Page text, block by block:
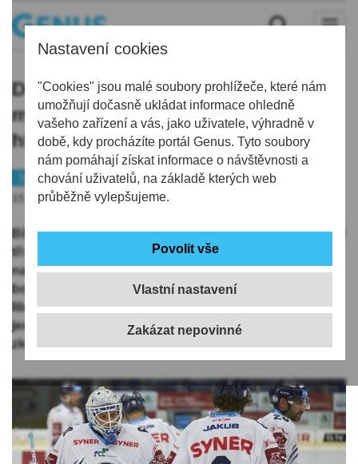
Nastavení cookies
"Cookies" jsou malé soubory prohlížeče, které nám
umožňují dočasně ukládat informace ohledně
vašeho zařízení a vás, jako uživatele, výhradně v
době, kdy procházíte portál Genus. Tyto soubory
nám pomáhají získat informace o návštěvnosti a
chování uživatelů, na základě kterých web
průběžně vylepšujeme.
Vlastní nastavení
Doma bychom měli vyhrávat,
musíme se z toho poučit, kroutí
hlavou Petr Kváča
Fotbal
Sport
15.08.2020 | 10:05
Bílí Tygři absolvovali rušný týden, ve kterém stihli hned
tři zápasy. Po nepovedeném utkání v Boleslavi vyslali
na litvínovského Denise Godlu desítky střel, ale
bohužel bez úspěchu. Fotbalový výsledek 0:1 mrzí i
libereckého gólmana Petra Kváču. „Dnes jsem kluky v
jedné chvíli nepodržel, strašně mě to mrzí,” líčí
zklamaně.